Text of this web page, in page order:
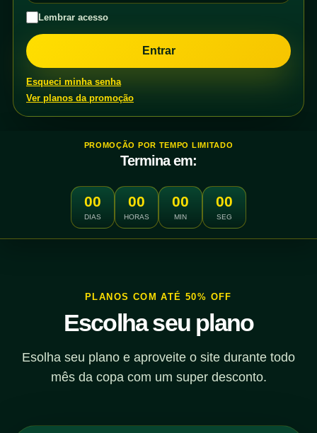
Lembrar acesso
Esqueci minha senha
Ver planos da promoção
PROMOÇÃO POR TEMPO LIMITADO
Termina em:
00
DIAS
00
HORAS
00
MIN
00
SEG
PLANOS COM ATÉ 50% OFF
Escolha seu plano
Esolha seu plano e aproveite o site durante todo
mês da copa com um super desconto.